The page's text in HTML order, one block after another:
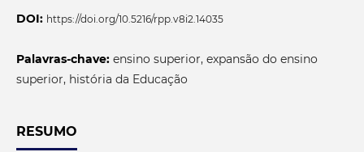
DOI: https://doi.org/10.5216/rpp.v8i2.14035
Palavras-chave: ensino superior, expansão do ensino
superior, história da Educação
RESUMO